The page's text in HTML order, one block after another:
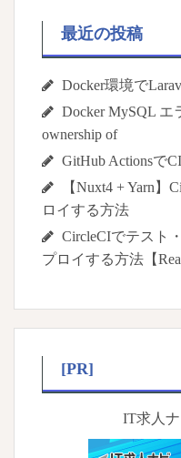
最近の投稿
Docker環境で
Docker MySQL エ
ownership of
GitHub Actionsで
【Nuxt4 + Yarn】
ロイする方法
CircleCIでテスト
プロイする方法【
[PR]
IT求人